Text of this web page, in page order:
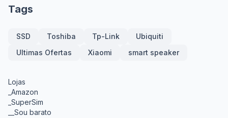
Tags
SSD Toshiba Tp-Link
Ubiquiti
Ultimas Ofertas
Xiaomi smart speaker
Lojas
_Amazon
_SuperSim
__Sou barato